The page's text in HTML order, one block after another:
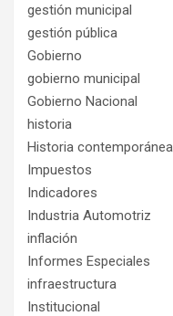
gestión municipal
gestión pública
Gobierno
gobierno municipal
Gobierno Nacional
historia
Historia contemporánea
Impuestos
Indicadores
Industria Automotriz
inflación
Informes Especiales
infraestructura
Institucional